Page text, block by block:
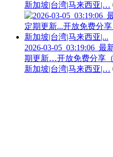
新加坡|台湾|马来西亚|…
2026-03-05_03:19:06_
期更新…开放免费分享
新加坡|台湾|马来西亚|…